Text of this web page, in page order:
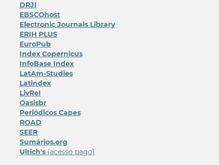
DRJI
EBSCOhost
Electronic Journals Library
ERIH PLUS
EuroPub
Index Copernicus
InfoBase Index
LatAm-Studies
Latindex
LivRe!
Oasisbr
Periódicos Capes
ROAD
SEER
Sumários.org
Ulrich's(acesso pago)